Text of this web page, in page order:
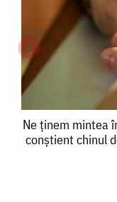
Ne
ținem
Ne ținem mintea
conștient chinul